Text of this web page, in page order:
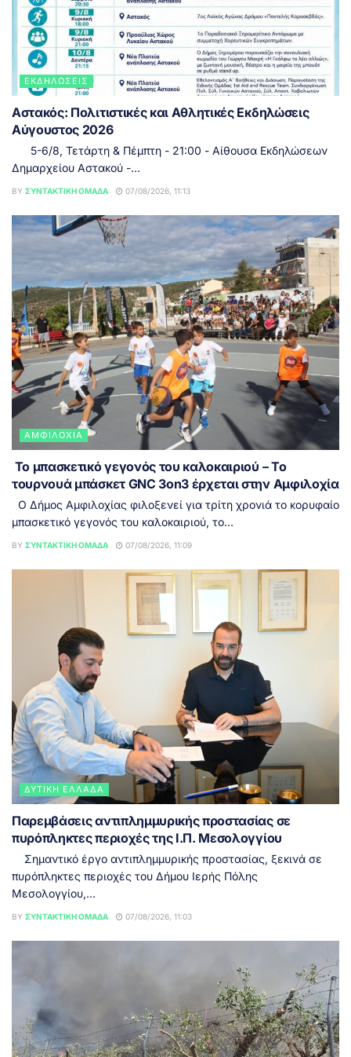
ΕΚΔΗΛΏΣΕΙΣ
Αστακός: Πολιτιστικές και Αθλητικές Εκδηλώσεις
Αύγουστος 2026
5-6/8, Τετάρτη & Πέμπτη - 21:00 - Αίθουσα Εκδηλώσεων
Δημαρχείου Αστακού -...
BY ΣΥΝΤΑΚΤΙΚΉ ΟΜΆΔΑ 07/08/2026, 11:13
ΑΜΦΙΛΟΧΊΑ
Το μπασκετικό γεγονός του καλοκαιριού – Το
τουρνουά μπάσκετ GNC 3on3 έρχεται στην Αμφιλοχία
Ο Δήμος Αμφιλοχίας φιλοξενεί για τρίτη χρονιά το κορυφαίο
μπασκετικό γεγονός του καλοκαιριού, το...
BY ΣΥΝΤΑΚΤΙΚΉ ΟΜΆΔΑ 07/08/2026, 11:09
ΔΥΤΙΚΉ ΕΛΛΆΔΑ
Παρεμβάσεις αντιπλημμυρικής προστασίας σε
πυρόπληκτες περιοχές της Ι.Π. Μεσολογγίου
Σημαντικό έργο αντιπλημμυρικής προστασίας, ξεκινά σε
πυρόπληκτες περιοχές του Δήμου Ιερής Πόλης
Μεσολογγίου,...
BY ΣΥΝΤΑΚΤΙΚΉ ΟΜΆΔΑ 07/08/2026, 11:03